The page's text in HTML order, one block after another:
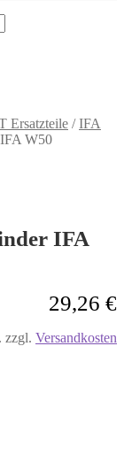
Ersatzteile /IFA
W50
IFA
29,26 €
zzgl. Versandkosten